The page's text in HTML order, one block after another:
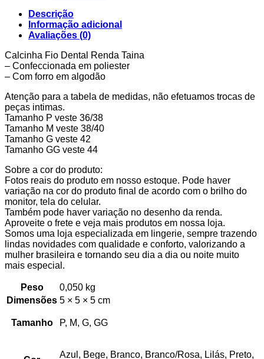
Descrição
Informação adicional
Avaliações (0)
Calcinha Fio Dental Renda Taina
– Confeccionada em poliester
– Com forro em algodão
Atenção para a tabela de medidas, não efetuamos trocas de
peças intimas.
Tamanho P veste 36/38
Tamanho M veste 38/40
Tamanho G veste 42
Tamanho GG veste 44
Sobre a cor do produto:
Fotos reais do produto em nosso estoque. Pode haver
variação na cor do produto final de acordo com o brilho do
monitor, tela do celular.
Também pode haver variação no desenho da renda.
Aproveite o frete e veja mais produtos em nossa loja.
Somos uma loja especializada em lingerie, sempre trazendo
lindas novidades com qualidade e conforto, valorizando a
mulher brasileira e tornando seu dia a dia ou noite muito
mais especial.
Peso
0,050 kg
Dimensões 5 × 5 × 5 cm
Tamanho P, M, G, GG
Azul, Bege, Branco, Branco/Rosa, Lilás, Preto,